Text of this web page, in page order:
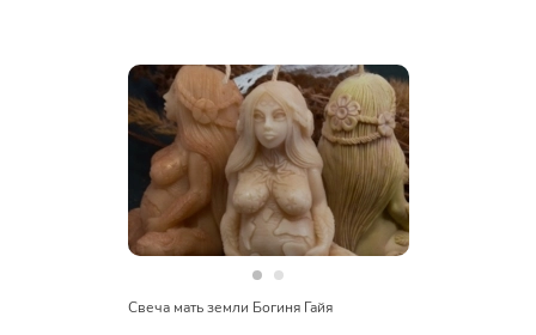
Свеча мать земли Богиня Гайя